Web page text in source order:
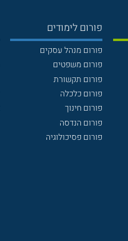
פורום לימודים
פורום מנהל עסקים
פורום משפטים
פורום תקשורת
פורום כלכלה
פורום חינוך
פורום הנדסה
פורום פסיכולוגיה